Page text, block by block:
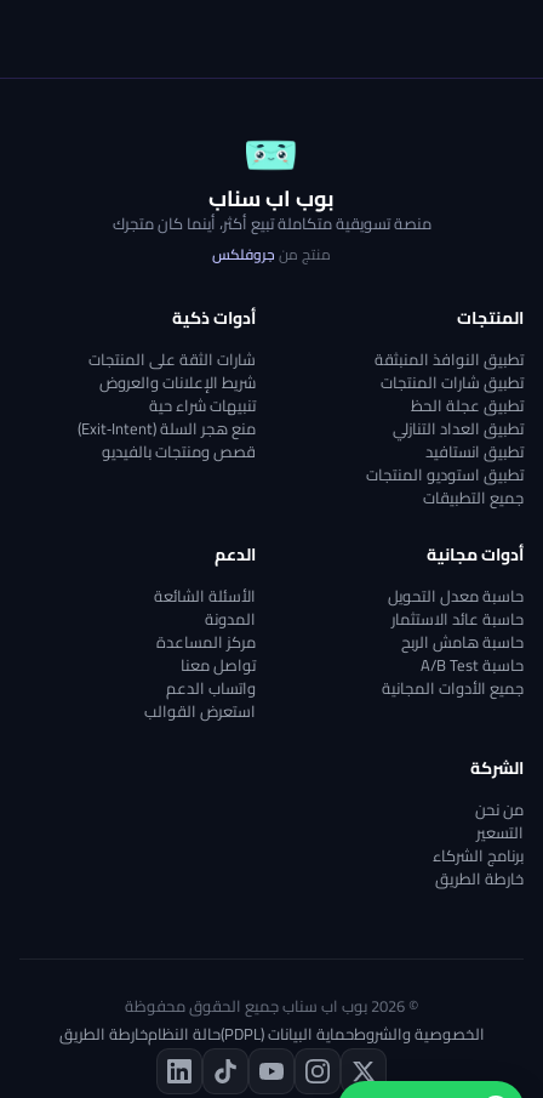
بوب اب سناب
منصة تسويقية متكاملة تبيع أكثر، أينما كان متجرك
منتج منجروفلكس
المنتجات
تطبيق النوافذ المنبثقة
تطبيق شارات المنتجات
تطبيق عجلة الحظ
تطبيق العداد التنازلي
تطبيق انستافيد
تطبيق استوديو المنتجات
جميع التطبيقات
أدوات ذكية
شارات الثقة على المنتجات
شريط الإعلانات والعروض
تنبيهات شراء حية
منع هجر السلة (Exit‑Intent)
قصص ومنتجات بالفيديو
أدوات مجانية
حاسبة معدل التحويل
حاسبة عائد الاستثمار
حاسبة هامش الربح
حاسبة A/B Test
جميع الأدوات المجانية
الدعم
الأسئلة الشائعة
المدونة
مركز المساعدة
تواصل معنا
واتساب الدعم
استعرض القوالب
الشركة
من نحن
التسعير
برنامج الشركاء
خارطة الطريق
© 2026 بوب اب سناب جميع الحقوق محفوظة
الخصوصية والشروطحماية البيانات (PDPL) حالة النظامخارطة الطريق